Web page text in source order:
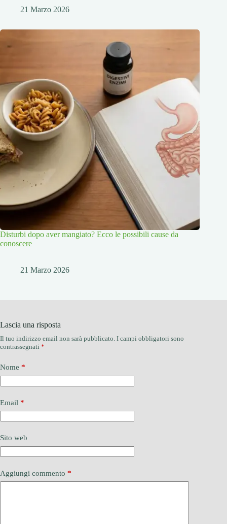
21 Marzo 2026
Disturbi dopo aver mangiato? Ecco le possibili cause da
conoscere
21 Marzo 2026
Lascia una risposta
Il tuo indirizzo email non sarà pubblicato. I campi obbligatori sono
contrassegnati *
Nome *
Email *
Sito web
Aggiungi commento *